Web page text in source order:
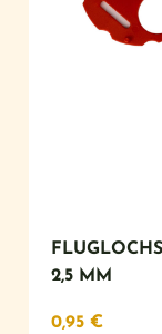
2,5 MM
0,95 €